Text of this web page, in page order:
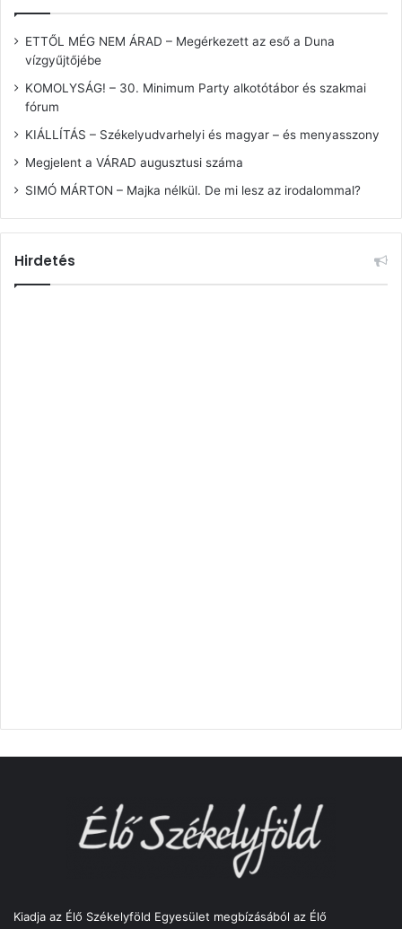
ETTŐL MÉG NEM ÁRAD – Megérkezett az eső a Duna
vízgyűjtőjébe
KOMOLYSÁG! – 30. Minimum Party alkotótábor és szakmai
fórum
KIÁLLÍTÁS – Székelyudvarhelyi és magyar – és menyasszony
Megjelent a VÁRAD augusztusi száma
SIMÓ MÁRTON – Majka nélkül. De mi lesz az irodalommal?
Hirdetés
Kiadja az Élő Székelyföld Egyesület megbízásából az Élő